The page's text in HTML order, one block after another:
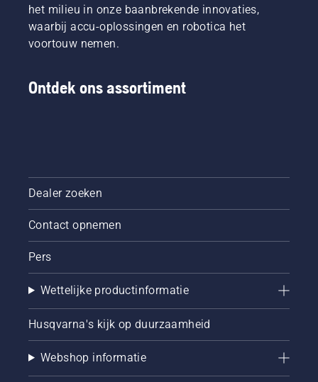
het milieu in onze baanbrekende innovaties,
waarbij accu-oplossingen en robotica het
voortouw nemen.
Ontdek ons assortiment
Dealer zoeken
Contact opnemen
Pers
Wettelijke productinformatie
Husqvarna's kijk op duurzaamheid
Webshop informatie